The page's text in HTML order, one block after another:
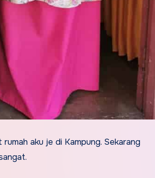
aku je di Kampung. Sekarang